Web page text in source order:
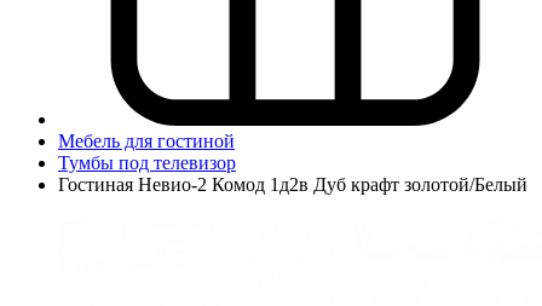
Мебель для гостиной
Тумбы под телевизор
Гостиная Невио-2 Комод 1д2в Дуб крафт золотой/Белый